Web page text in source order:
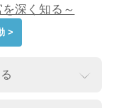
深く知る～
>